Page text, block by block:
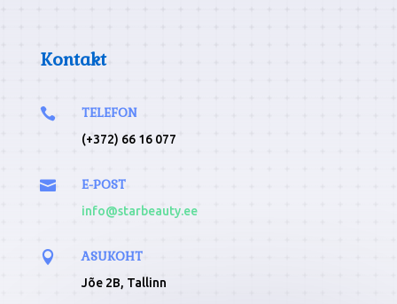
Kontakt
 TELEFON
(+372) 66 16 077
 E-POST
info@starbeauty.ee
 ASUKOHT
Jõe 2B, Tallinn